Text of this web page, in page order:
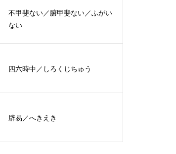
不甲斐ない／腑甲斐ない／ふがい
ない
四六時中／しろくじちゅう
辟易／へきえき